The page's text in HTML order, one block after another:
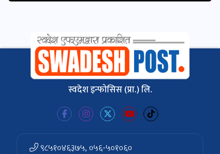
स्वदेश इन्फोसिस (प्रा.) लि.
९८५१०४६३७५, ०५६-५०१०६०